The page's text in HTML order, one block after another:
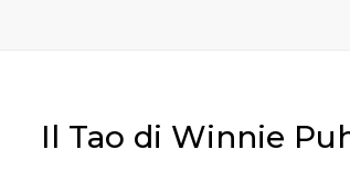
Il Tao di Winnie